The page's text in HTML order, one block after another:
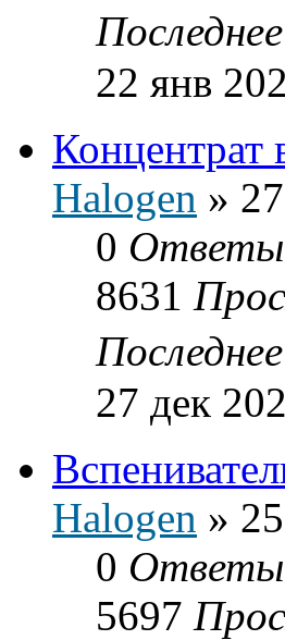
22 янв
Концентрат
Halogen »
0 Ответы
8631
27 дек
Halogen »
0 Ответы
5697